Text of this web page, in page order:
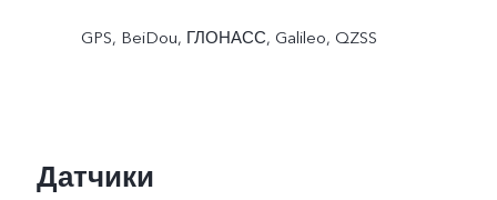
GPS, BeiDou, ГЛОНАСС, Galileo, QZSS
Датчики